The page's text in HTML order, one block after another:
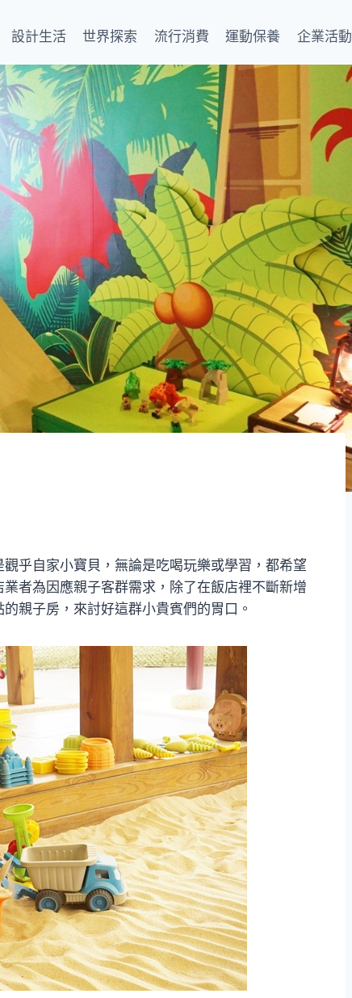
設計生活 世界探索 流行消費 運動保養 企業活動
乎自家小寶貝，無論是吃喝玩樂或學習，都希望
者為因應親子客群需求，除了在飯店裡不斷新增
親子房，來討好這群小貴賓們的胃口。